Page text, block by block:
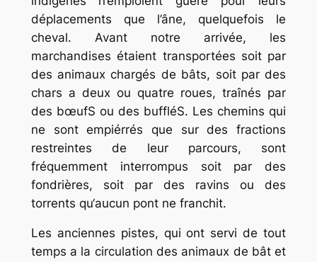
déplacements que l’âne, quelquefois le
cheval. Avant notre arrivée, les
marchandises étaient transportées soit par
des animaux chargés de bâts, soit par des
chars a deux ou quatre roues, traînés par
des bœufS ou des buffléS. Les chemins qui
ne sont empiérrés que sur des fractions
restreintes de leur parcours, sont
fréquemment interrompus soit par des
fondrières, soit par des ravins ou des
torrents qu‘aucun pont ne franchit.
Les anciennes pistes, qui ont servi de tout
temps a la circulation des animaux de bât et